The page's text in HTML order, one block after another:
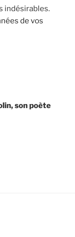
indésirables.
de vos
son poète